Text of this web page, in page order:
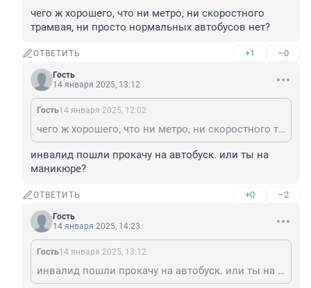
чего ж хорошего, что ни метро, ни скоростного
трамвая, ни просто нормальных автобусов нет?
ОТВЕТИТЬ +1 –0
Гость
14 января 2025, 13:12
Гость14 января 2025, 12:02
чего ж хорошего, что ни метро, ни скоростного трамвая, ни просто нормальных автобусов нет?
инвалид пошли прокачу на автобуск. или ты на
маникюре?
ОТВЕТИТЬ +0 –2
Гость
14 января 2025, 14:23
Гость14 января 2025, 13:12
инвалид пошли прокачу на автобуск. или ты на маникюре?